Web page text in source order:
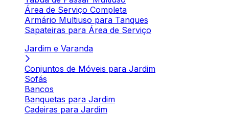
Área de Serviço Completa
Armário Multiuso para Tanques
Sapateiras para Área de Serviço
Jardim e Varanda
Conjuntos de Móveis para Jardim
Sofás
Bancos
Banquetas para Jardim
Cadeiras para Jardim